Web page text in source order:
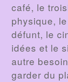
café, le
physique,
défunt, le
idées et le
autre
garder du